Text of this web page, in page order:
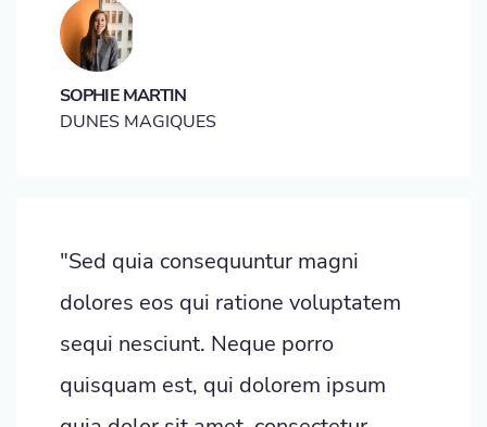
SOPHIE MARTIN
DUNES MAGIQUES
"Sed quia consequuntur magni
dolores eos qui ratione voluptatem
sequi nesciunt. Neque porro
quisquam est, qui dolorem ipsum